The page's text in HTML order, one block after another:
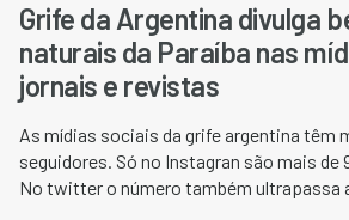
Grife da Argentina divulga
naturais da Paraíba nas
jornais e revistas
As mídias sociais da grife argentina têm
seguidores. Só no Instagran são mais de
No twitter o número também ultrapassa